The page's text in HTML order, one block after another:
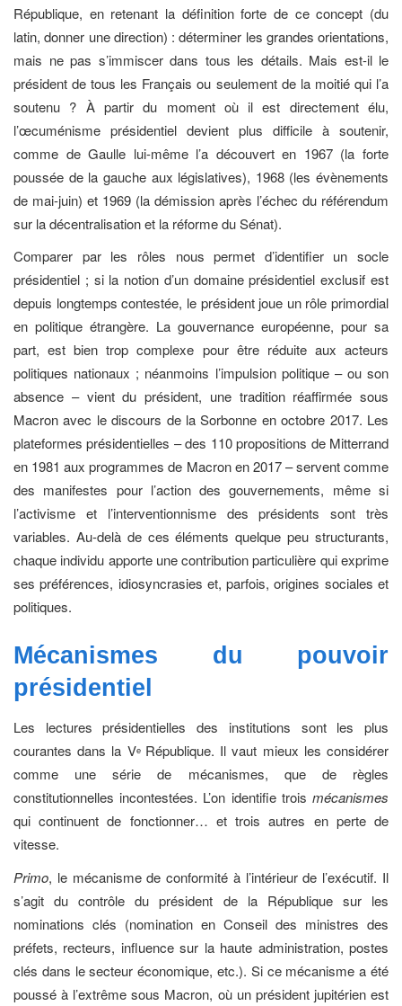
République, en retenant la définition forte de ce concept (du
latin, donner une direction) : déterminer les grandes orientations,
mais ne pas s’immiscer dans tous les détails. Mais est-il le
président de tous les Français ou seulement de la moitié qui l’a
soutenu ? À partir du moment où il est directement élu,
l’œcuménisme présidentiel devient plus difficile à soutenir,
comme de Gaulle lui-même l’a découvert en 1967 (la forte
poussée de la gauche aux législatives), 1968 (les évènements
de mai-juin) et 1969 (la démission après l’échec du référendum
sur la décentralisation et la réforme du Sénat).
Comparer par les rôles nous permet d’identifier un socle
présidentiel ; si la notion d’un domaine présidentiel exclusif est
depuis longtemps contestée, le président joue un rôle primordial
en politique étrangère. La gouvernance européenne, pour sa
part, est bien trop complexe pour être réduite aux acteurs
politiques nationaux ; néanmoins l’impulsion politique – ou son
absence – vient du président, une tradition réaffirmée sous
Macron avec le discours de la Sorbonne en octobre 2017. Les
plateformes présidentielles – des 110 propositions de Mitterrand
en 1981 aux programmes de Macron en 2017 – servent comme
des manifestes pour l’action des gouvernements, même si
l’activisme et l’interventionnisme des présidents sont très
variables. Au-delà de ces éléments quelque peu structurants,
chaque individu apporte une contribution particulière qui exprime
ses préférences, idiosyncrasies et, parfois, origines sociales et
politiques.
Mécanismes du pouvoir
présidentiel
Les lectures présidentielles des institutions sont les plus
courantes dans la Ve République. Il vaut mieux les considérer
comme une série de mécanismes, que de règles
constitutionnelles incontestées. L’on identifie trois mécanismes
qui continuent de fonctionner… et trois autres en perte de
vitesse.
Primo, le mécanisme de conformité à l’intérieur de l’exécutif. Il
s’agit du contrôle du président de la République sur les
nominations clés (nomination en Conseil des ministres des
préfets, recteurs, influence sur la haute administration, postes
clés dans le secteur économique, etc.). Si ce mécanisme a été
poussé à l’extrême sous Macron, où un président jupitérien est